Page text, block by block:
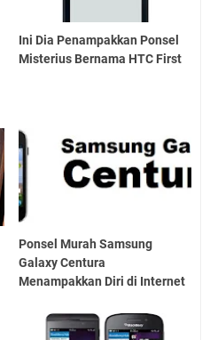
Ini Dia Penampakkan Ponsel
Misterius Bernama HTC First
Ponsel Murah Samsung
Galaxy Centura
Menampakkan Diri di Internet